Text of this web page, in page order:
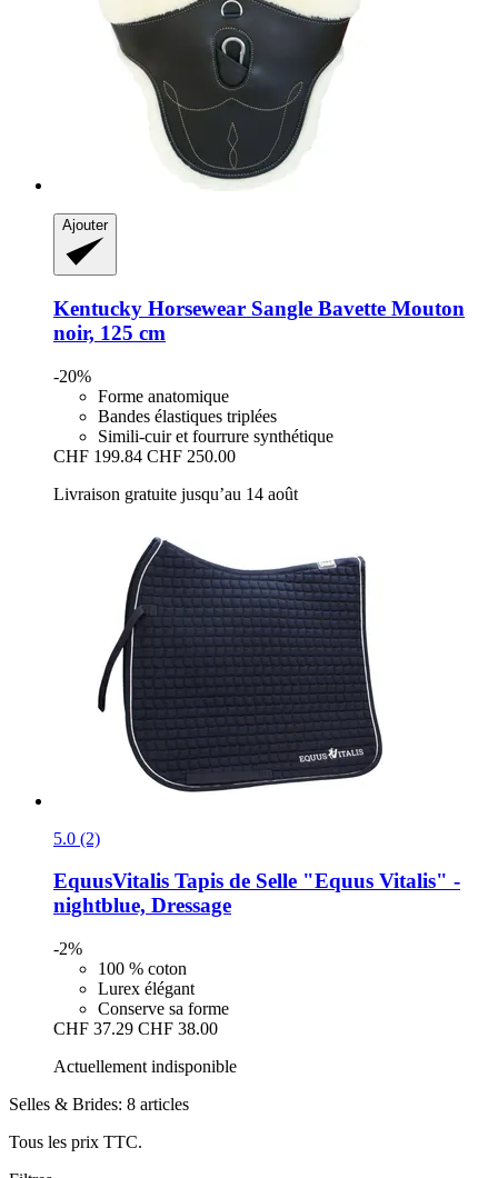
Ajouter
Kentucky Horsewear Sangle Bavette Mouton
noir, 125 cm
-20%
Forme anatomique
Bandes élastiques triplées
Simili-cuir et fourrure synthétique
CHF 199.84 CHF 250.00
Livraison gratuite jusqu’au 14 août
5.0 (2)
EquusVitalis Tapis de Selle "Equus Vitalis" -​
nightblue, Dressage
-2%
100 % coton
Lurex élégant
Conserve sa forme
CHF 37.29 CHF 38.00
Actuellement indisponible
Selles & Brides: 8 articles
Tous les prix TTC.